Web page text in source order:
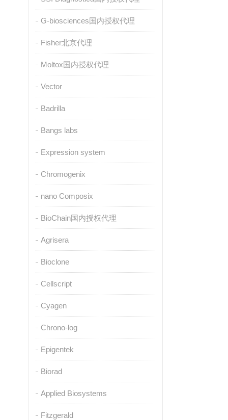
G-biosciences国内授权代理
Fisher北京代理
Moltox国内授权代理
Vector
Badrilla
Bangs labs
Expression system
Chromogenix
nano Composix
BioChain国内授权代理
Agrisera
Bioclone
Cellscript
Cyagen
Chrono-log
Epigentek
Biorad
Applied Biosystems
Fitzgerald